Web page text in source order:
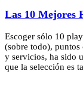
Las 10 Mejores
Escoger sólo 10
(sobre todo), puntos
y servicios, ha sido
que la selección es